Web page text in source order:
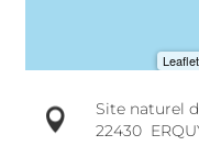
Site naturel
22430